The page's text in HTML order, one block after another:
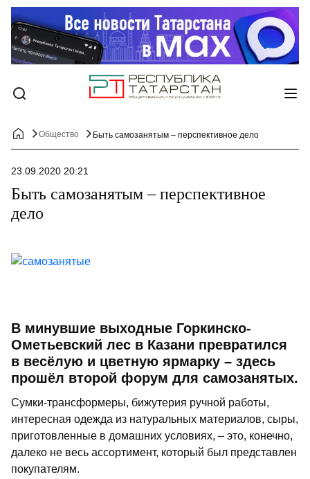
Общество Быть самозанятым – перспективное дело
23.09.2020 20:21
Быть самозанятым – перспективное
дело
В минувшие выходные Горкинско-
Ометьевский лес в Казани превратился
в весёлую и цветную ярмарку – здесь
прошёл второй форум для самозанятых.
Сумки-трансформеры, бижутерия ручной работы,
интересная одежда из натуральных материалов, сыры,
приготовленные в домашних условиях, – это, конечно,
далеко не весь ассортимент, который был представлен
покупателям.